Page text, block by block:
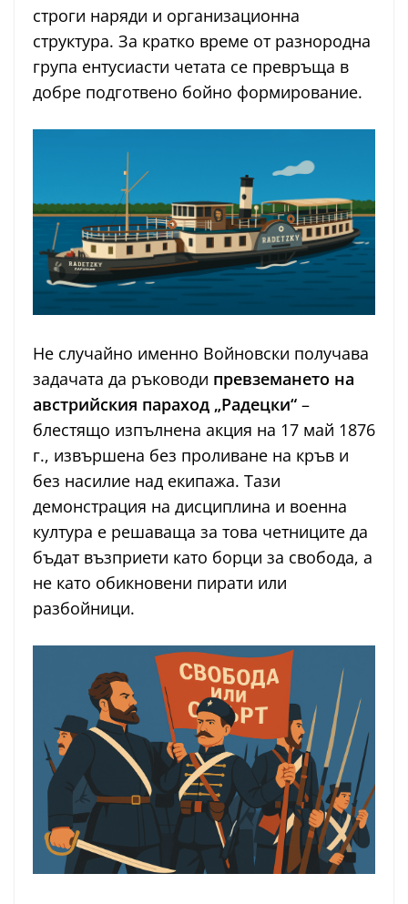
строги наряди и организационна
структура. За кратко време от разнородна
група ентусиасти четата се превръща в
добре подготвено бойно формирование.
Не случайно именно Войновски получава
задачата да ръководи превземането на
австрийския параход „Радецки“ –
блестящо изпълнена акция на 17 май 1876
г., извършена без проливане на кръв и
без насилие над екипажа. Тази
демонстрация на дисциплина и военна
култура е решаваща за това четниците да
бъдат възприети като борци за свобода, а
не като обикновени пирати или
разбойници.